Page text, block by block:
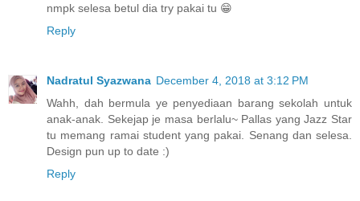
nmpk selesa betul dia try pakai tu 😁
Reply
Nadratul Syazwana December 4, 2018 at 3:12 PM
Wahh, dah bermula ye penyediaan barang sekolah untuk
anak-anak. Sekejap je masa berlalu~ Pallas yang Jazz Star
tu memang ramai student yang pakai. Senang dan selesa.
Design pun up to date :)
Reply